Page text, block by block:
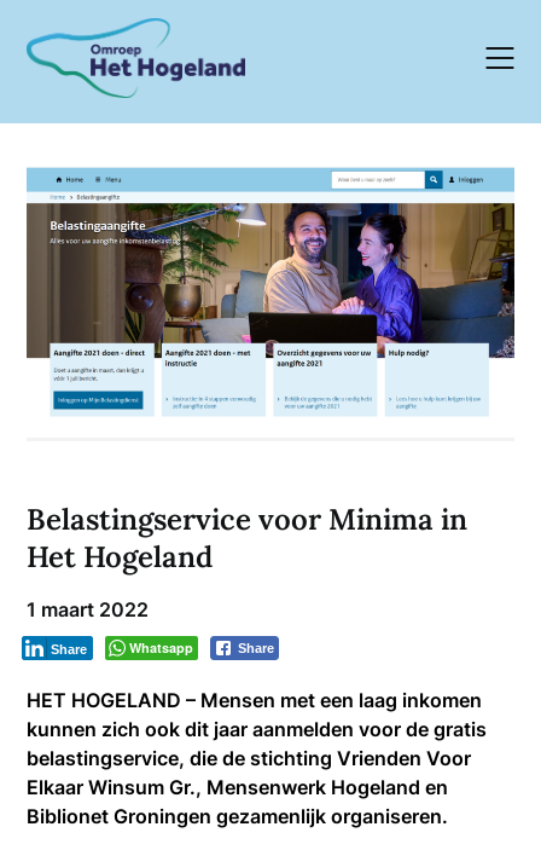
content
Belastingservice voor Minima in
Het Hogeland
1 maart 2022
Whatsapp Share
Share
HET HOGELAND – Mensen met een laag inkomen
kunnen zich ook dit jaar aanmelden voor de gratis
belastingservice, die de stichting Vrienden Voor
Elkaar Winsum Gr., Mensenwerk Hogeland en
Biblionet Groningen gezamenlijk organiseren.